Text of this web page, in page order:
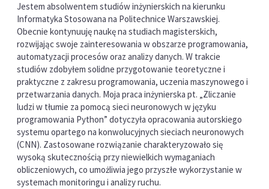
Jestem absolwentem studiów inżynierskich na kierunku
Informatyka Stosowana na Politechnice Warszawskiej.
Obecnie kontynuuję naukę na studiach magisterskich,
rozwijając swoje zainteresowania w obszarze programowania,
automatyzacji procesów oraz analizy danych. W trakcie
studiów zdobyłem solidne przygotowanie teoretyczne i
praktyczne z zakresu programowania, uczenia maszynowego i
przetwarzania danych. Moja praca inżynierska pt. „Zliczanie
ludzi w tłumie za pomocą sieci neuronowych w języku
programowania Python” dotyczyła opracowania autorskiego
systemu opartego na konwolucyjnych sieciach neuronowych
(CNN). Zastosowane rozwiązanie charakteryzowało się
wysoką skutecznością przy niewielkich wymaganiach
obliczeniowych, co umożliwia jego przyszłe wykorzystanie w
systemach monitoringu i analizy ruchu.